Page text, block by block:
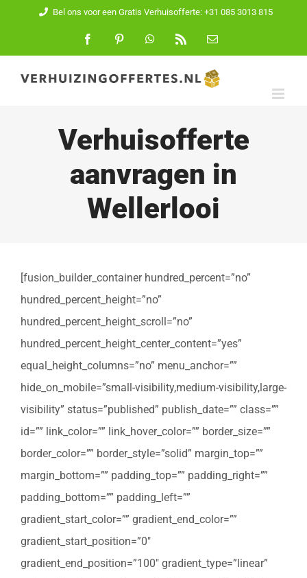
inhoud
Bel ons voor een Gratis Verhuisofferte: +31 085 3013 815
FacebookPinterest WhatsApp
E-
Verhuisofferte
aanvragen in
Wellerlooi
[fusion_builder_container hundred_percent=”no”
hundred_percent_height=”no”
hundred_percent_height_scroll=”no”
hundred_percent_height_center_content=”yes”
equal_height_columns=”no” menu_anchor=””
hide_on_mobile=”small-visibility,medium-visibility,large-
visibility” status=”published” publish_date=”” class=””
id=”” link_color=”” link_hover_color=”” border_size=””
border_color=”” border_style=”solid” margin_top=””
margin_bottom=”” padding_top=”” padding_right=””
padding_bottom=”” padding_left=””
gradient_start_color=”” gradient_end_color=””
gradient_start_position=”0″
gradient_end_position=”100″ gradient_type=”linear”